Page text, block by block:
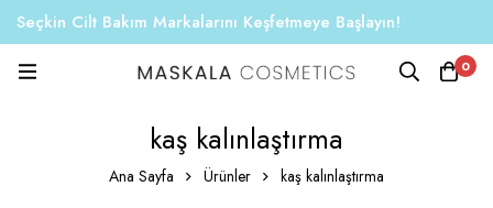
Seçkin Cilt Bakım Markalarını Keşfetmeye Başlayın!
0
kaş kalınlaştırma
Ana Sayfa Ürünler kaş kalınlaştırma